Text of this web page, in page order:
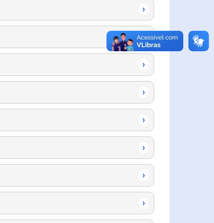
›
›
›
›
›
›
›
›